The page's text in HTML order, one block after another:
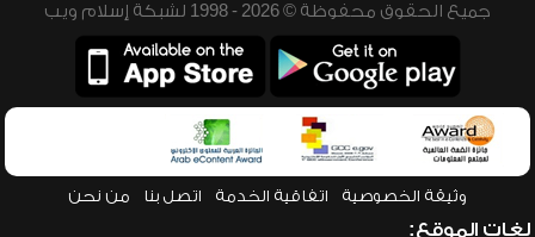
جميع الحقوق محفوظة © 2026 - 1998 لشبكة إسلام ويب
وثيقة الخصوصية اتفاقية الخدمة اتصل بنا من نحن
لغات الموقع: